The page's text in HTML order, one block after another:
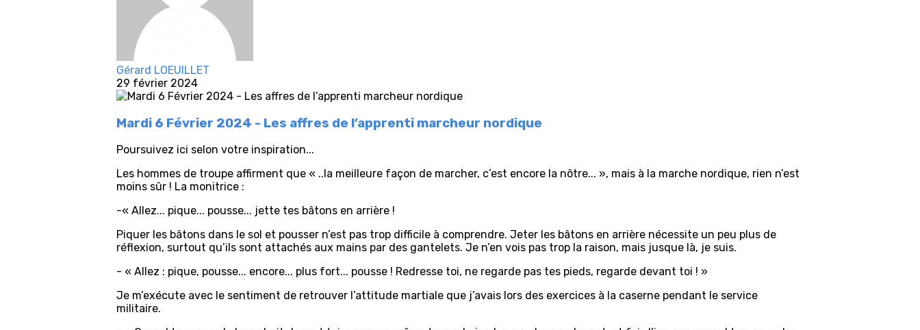
Gérard LOEUILLET
29 février 2024
Mardi 6 Février 2024 - Les affres de l’apprenti marcheur nordique
Poursuivez ici selon votre inspiration...
Les hommes de troupe affirment que « ..la meilleure façon de marcher, c’est encore la nôtre... », mais à la marche nordique, rien n’est
moins sûr ! La monitrice :
-« Allez... pique... pousse... jette tes bâtons en arrière !
Piquer les bâtons dans le sol et pousser n’est pas trop difficile à comprendre. Jeter les bâtons en arrière nécessite un peu plus de
réflexion, surtout qu’ils sont attachés aux mains par des gantelets. Je n’en vois pas trop la raison, mais jusque là, je suis.
- « Allez : pique, pousse... encore... plus fort... pousse ! Redresse toi, ne regarde pas tes pieds, regarde devant toi ! »
Je m’exécute avec le sentiment de retrouver l’attitude martiale que j’avais lors des exercices à la caserne pendant le service
militaire.